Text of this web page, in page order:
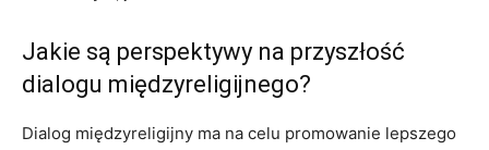
Jakie są perspektywy na przyszłość
dialogu międzyreligijnego?
Dialog międzyreligijny ma na celu promowanie lepszego